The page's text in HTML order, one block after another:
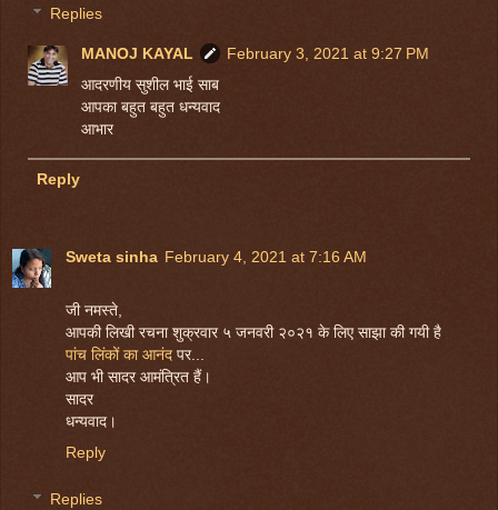
Replies
MANOJ KAYAL
February 3, 2021 at 9:27 PM
आदरणीय सुशील भाई साब
आपका बहुत बहुत धन्यवाद
आभार
Reply
Sweta sinha February 4, 2021 at 7:16 AM
जी नमस्ते,
आपकी लिखी रचना शुक्रवार ५ जनवरी २०२१ के लिए साझा की गयी है
पांच लिंकों का आनंद पर...
आप भी सादर आमंत्रित हैं।
सादर
धन्यवाद।
Reply
Replies